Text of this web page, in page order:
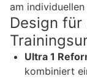
am
Design
Ultra 1
kombiniert